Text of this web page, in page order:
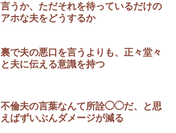
言うか、ただそれを待っているだけの
アホな夫をどうするか
裏で夫の悪口を言うよりも、正々堂々
と夫に伝える意識を持つ
不倫夫の言葉なんて所詮◯◯だ、と思
えばずいぶんダメージが減る